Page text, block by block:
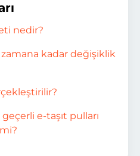
nedir?
kadar değişiklik
e-taşıt pulları